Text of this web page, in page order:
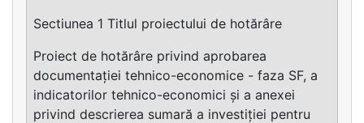
Sectiunea 1 Titlul proiectului de hotărâre
Proiect de hotărâre privind aprobarea
documentației tehnico-economice - faza SF, a
indicatorilor tehnico-economici și a anexei
privind descrierea sumară a investiției pentru